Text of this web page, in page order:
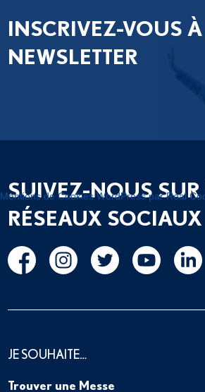
INSCRIVEZ-VOUS À
NEWSLETTER
SUIVEZ-NOUS SUR
RÉSEAUX SOCIAUX
JE SOUHAITE…
Trouver une Messe
Mentions de Cookies WordPress par Real